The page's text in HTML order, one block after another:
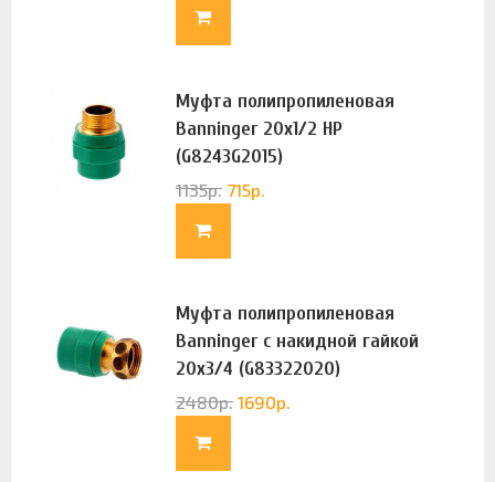
Муфта полипропиленовая
Banninger 20х1/2 НР
(G8243G2015)
1135р. 715р.
Муфта полипропиленовая
Banninger с накидной гайкой
20х3/4 (G83322020)
2480р. 1690р.